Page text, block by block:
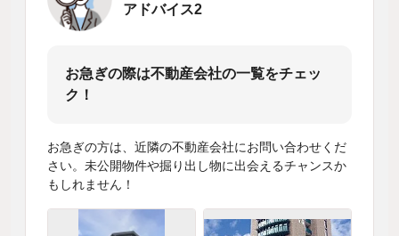
アドバイス2
お急ぎの際は不動産会社の一覧をチェッ
ク！
お急ぎの方は、近隣の不動産会社にお問い合わせくだ
さい。未公開物件や掘り出し物に出会えるチャンスか
もしれません！